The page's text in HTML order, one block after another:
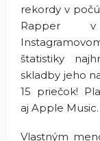
rekordy v
Rapper
štatistiky
skladby jeho
15 priečok!
aj Apple Music.
Vlastným